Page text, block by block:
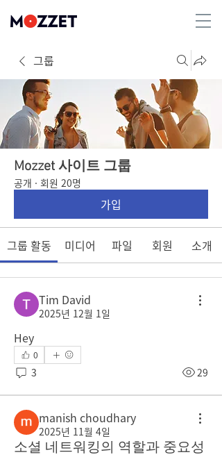
그룹
Mozzet 사이트 그룹
공개 · 회원 20명
가입
그룹 활동 미디어 파일 회원 소개
Tim David
2025년 12월 1일
Hey
0
3 29
manish choudhary
2025년 11월 4일
소셜 네트워킹의 역할과 중요성